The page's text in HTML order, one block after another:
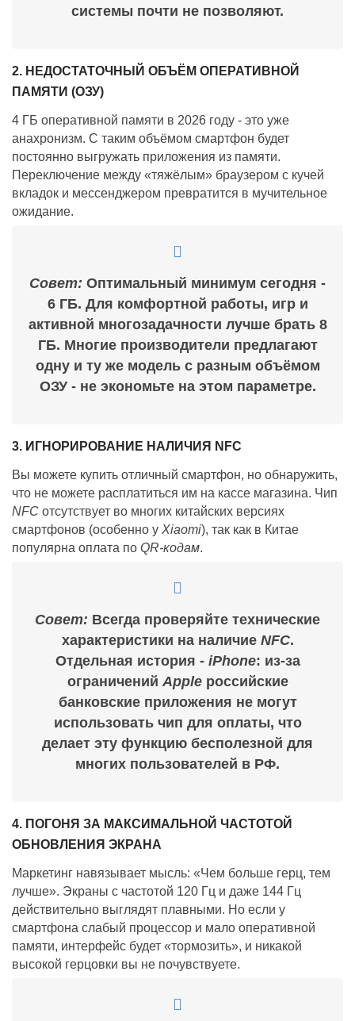
системы почти не позволяют.
2. НЕДОСТАТОЧНЫЙ ОБЪЁМ ОПЕРАТИВНОЙ
ПАМЯТИ (ОЗУ)
4 ГБ оперативной памяти в 2026 году - это уже
анахронизм. С таким объёмом смартфон будет
постоянно выгружать приложения из памяти.
Переключение между «тяжёлым» браузером с кучей
вкладок и мессенджером превратится в мучительное
ожидание.
Совет: Оптимальный минимум сегодня -
6 ГБ. Для комфортной работы, игр и
активной многозадачности лучше брать 8
ГБ. Многие производители предлагают
одну и ту же модель с разным объёмом
ОЗУ - не экономьте на этом параметре.
3. ИГНОРИРОВАНИЕ НАЛИЧИЯ NFC
Вы можете купить отличный смартфон, но обнаружить,
что не можете расплатиться им на кассе магазина. Чип
NFC отсутствует во многих китайских версиях
смартфонов (особенно у Xiaomi), так как в Китае
популярна оплата по QR-кодам.
Совет: Всегда проверяйте технические
характеристики на наличие NFC.
Отдельная история - iPhone: из-за
ограничений Appleроссийские
банковские приложения не могут
использовать чип для оплаты, что
делает эту функцию бесполезной для
многих пользователей в РФ.
4. ПОГОНЯ ЗА МАКСИМАЛЬНОЙ ЧАСТОТОЙ
ОБНОВЛЕНИЯ ЭКРАНА
Маркетинг навязывает мысль: «Чем больше герц, тем
лучше». Экраны с частотой 120 Гц и даже 144 Гц
действительно выглядят плавными. Но если у
смартфона слабый процессор и мало оперативной
памяти, интерфейс будет «тормозить», и никакой
высокой герцовки вы не почувствуете.